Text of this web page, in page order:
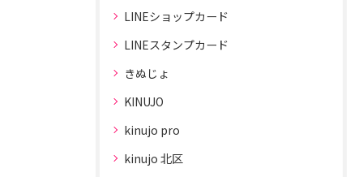
LINEショップカード
LINEスタンプカード
きぬじょ
KINUJO
kinujo pro
kinujo 北区